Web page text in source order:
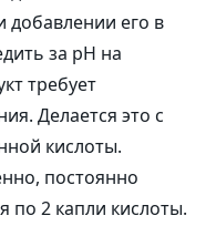
добавлении его в
за pH на
требует
Делается это с
кислоты.
постоянно
по 2 капли кислоты.